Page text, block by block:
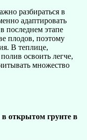
разбираться в
адаптировать
последнем этапе
плодов, поэтому
В теплице,
освоить легче,
множество
открытом грунте в